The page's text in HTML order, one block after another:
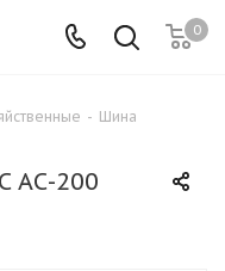
0
- Шина
АС-200